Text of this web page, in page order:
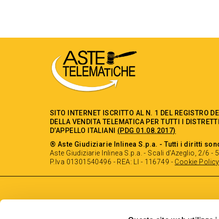
SITO INTERNET ISCRITTO AL N. 1 DEL REGISTRO
DELLA VENDITA TELEMATICA PER TUTTI I
D’APPELLO ITALIANI (PDG 01.08.2017)
® Aste Giudiziarie Inlinea S.p.a. - Tutti i diritti
Aste Giudiziarie Inlinea S.p.a. - Scali d'Azeglio, 2/6 -
P.Iva 01301540496 - REA: LI - 116749 - Cookie Policy